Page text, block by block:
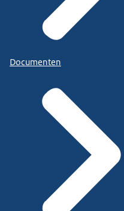
Documenten